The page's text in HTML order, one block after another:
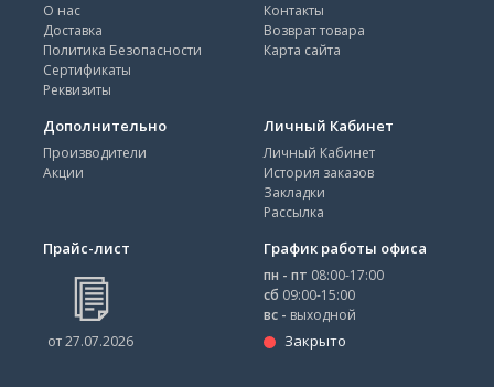
О нас
Доставка
Политика Безопасности
Сертификаты
Реквизиты
Контакты
Возврат товара
Карта сайта
Дополнительно
Производители
Акции
Личный Кабинет
Личный Кабинет
История заказов
Закладки
Рассылка
Прайс-лист
от 27.07.2026
График работы офиса
пн - пт 08:00-17:00
сб 09:00-15:00
вс - выходной
Закрыто